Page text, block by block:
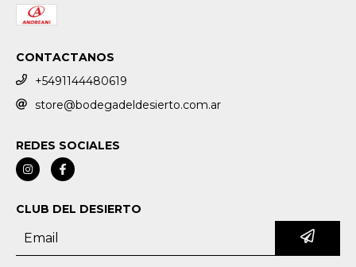
CONTACTANOS
+5491144480619
store@bodegadeldesierto.com.ar
REDES SOCIALES
CLUB DEL DESIERTO